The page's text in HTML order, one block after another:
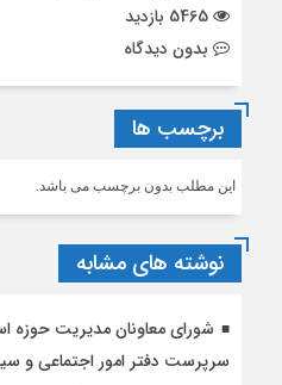
بدون دیدگاه
برچسب ها
این مطلب بدون برچسب می باشد.
نوشته های مشابه
شورای معاونان مدیریت حوزه
سرپرست دفتر امور اجتماعی و